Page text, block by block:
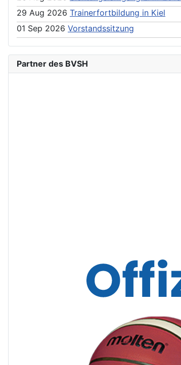
29 Aug 2026 Trainerfortbildung in Kiel
01 Sep 2026 Vorstandssitzung
Partner des BVSH